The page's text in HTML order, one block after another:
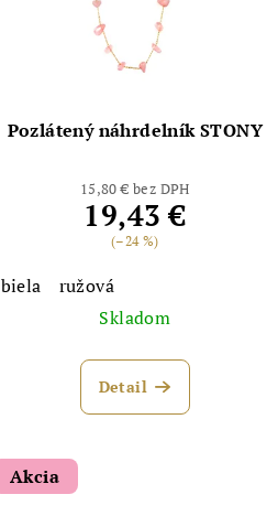
Pozlátený náhrdelník STONY
15,80 € bez DPH
19,43 €
(–24 %)
biela
ružová
Skladom
Detail
Akcia